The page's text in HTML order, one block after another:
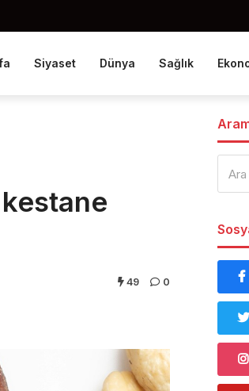
Siyaset Dünya Sağlık
49 0